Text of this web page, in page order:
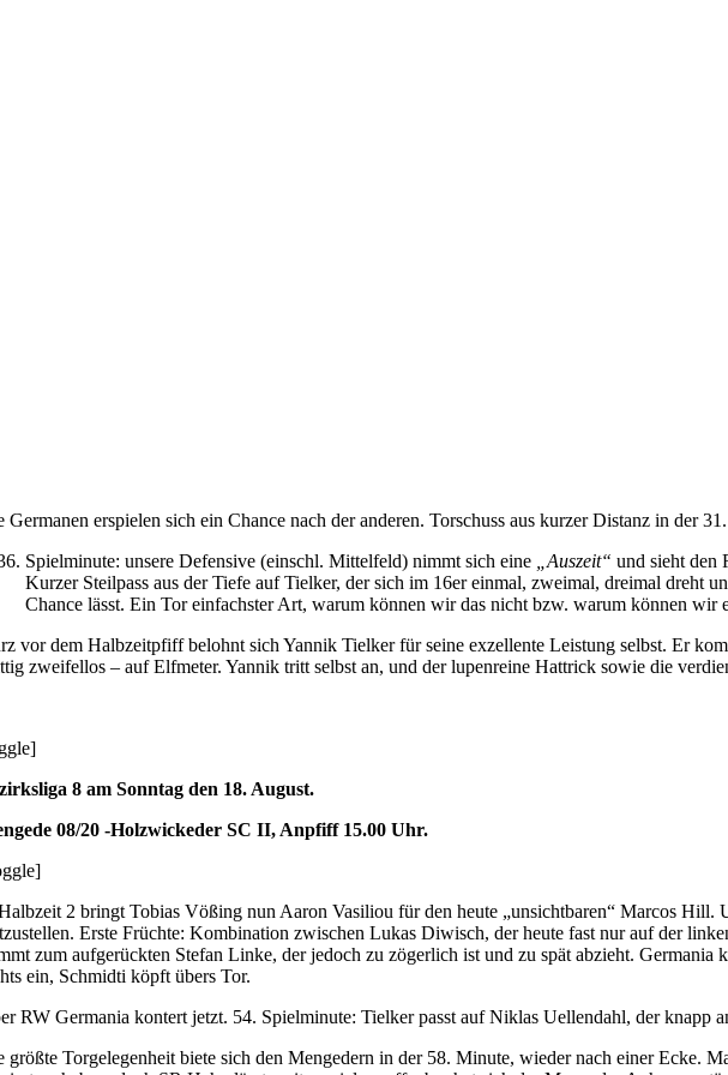
Germanen erspielen sich ein Chance nach der anderen. Torschuss aus kurzer Distanz in der
Spielminute: unsere Defensive (einschl. Mittelfeld) nimmt sich eine
„Auszeit“ und sieht den
Kurzer Steilpass aus der Tiefe auf Tielker, der sich im 16er einmal, zweimal, dreimal dreht
Chance lässt. Ein Tor einfachster Art, warum können wir das nicht bzw. warum können wir
vor dem Halbzeitpfiff belohnt sich Yannik Tielker für seine exzellente Leistung selbst. Er
zweifellos – auf Elfmeter. Yannik tritt selbst an, und der lupenreine Hattrick sowie die
8 am Sonntag den 18. August.
08/20 -Holzwickeder SC II, Anpfiff 15.00 Uhr.
2 bringt Tobias Vößing nun Aaron Vasiliou für den heute „unsichtbaren“ Marcos Hill.
Erste Früchte: Kombination zwischen Lukas Diwisch, der heute fast nur auf der
zum aufgerückten Stefan Linke, der jedoch zu zögerlich ist und zu spät abzieht.
ein, Schmidti köpft übers Tor.
RW Germania kontert jetzt. 54. Spielminute: Tielker passt auf Niklas Uellendahl, der knapp
größte Torgelegenheit biete sich den Mengedern in der 58. Minute, wieder nach einer Ecke.